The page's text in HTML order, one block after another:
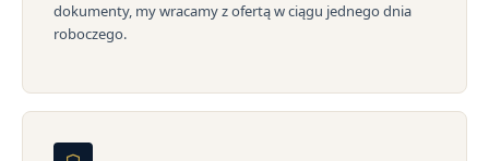
dokumenty, my wracamy z ofertą w ciągu jednego dnia
roboczego.